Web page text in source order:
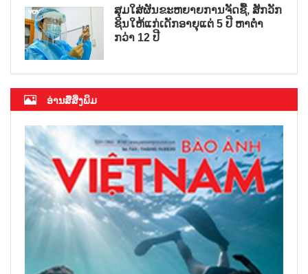
ສຸມໃສ່ຜັນຂະຫຍາຍການຈັດຊື້, ສັກວັກ
ຊິນໃຫ້ແກ່ເດັກອາຍຸແຕ່ 5 ປີ ຫາຕ່ຳ
ກວ່າ 12 ປີ
ອ່ານສື່ສິ່ງພິມ